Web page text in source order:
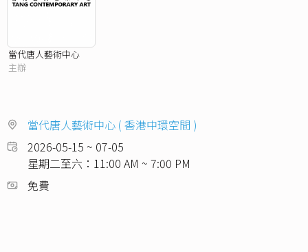
當代唐⼈藝術中⼼
主辦
當代唐人藝術中心 ( 香港中環空間 )
2026-05-15 ~ 07-05
星期二至六：11:00 AM ~ 7:00 PM
免費